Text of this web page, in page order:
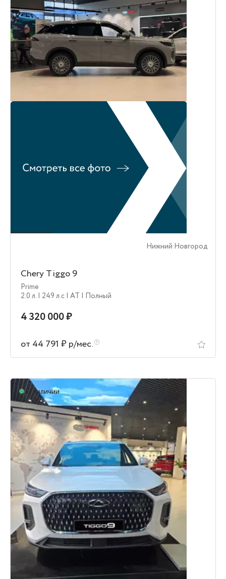
Нижний Новгород
Chery Tiggo 9
Prime
2.0 л. | 249 л.c | AT | Полный
4 320 000 ₽
от 44 791 ₽ р/мес.
В наличии